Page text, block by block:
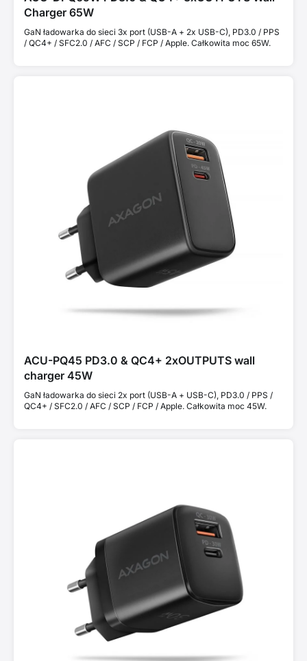
Charger 65W
GaN ładowarka do sieci 3x port (USB-A + 2x USB-C), PD3.0 / PPS
/ QC4+ / SFC2.0 / AFC / SCP / FCP / Apple. Całkowita moc 65W.
ACU-PQ45 PD3.0 & QC4+ 2xOUTPUTS wall
charger 45W
GaN ładowarka do sieci 2x port (USB-A + USB-C), PD3.0 / PPS /
QC4+ / SFC2.0 / AFC / SCP / FCP / Apple. Całkowita moc 45W.